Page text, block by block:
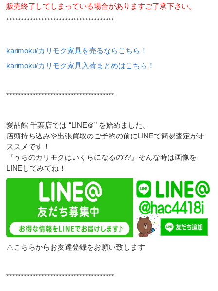
販売終了してしまっている場合がありますご了承下さい。
*************************************
karimoku/カリモク家具を売るならこちら！
karimoku/カリモク家具入荷まとめはこちら！
*************************************
愛品館 千葉店では “LINE＠” を始めました。
店頭持ち込みや出張買取のご予約の前にLINEで簡易査定がオ
ススメです！
『うちのカリモクはいくらになるの??』そんな時は画像を
LINEしてみてね！
△こちらからお友達登録をお願い致します
*************************************